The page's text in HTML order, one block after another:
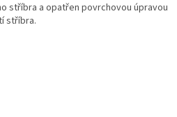
stříbra a opatřen povrchovou úpravou
stříbra.